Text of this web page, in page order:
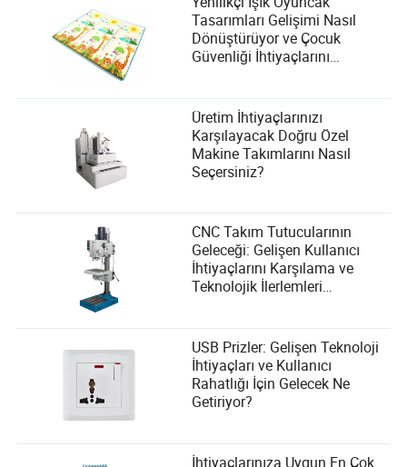
Tasarımları Gelişimi Nasıl
Dönüştürüyor ve Çocuk
Güvenliği İhtiyaçlarını
Üretim İhtiyaçlarınızı
Karşılayacak Doğru Özel
Makine Takımlarını Nasıl
Seçersiniz?
CNC Takım Tutucularının
Geleceği: Gelişen Kullanıcı
İhtiyaçlarını Karşılama ve
Teknolojik İlerlemleri
USB Prizler: Gelişen Teknoloji
İhtiyaçları ve Kullanıcı
Rahatlığı İçin Gelecek Ne
Getiriyor?
İhtiyaçlarınıza Uygun En Çok